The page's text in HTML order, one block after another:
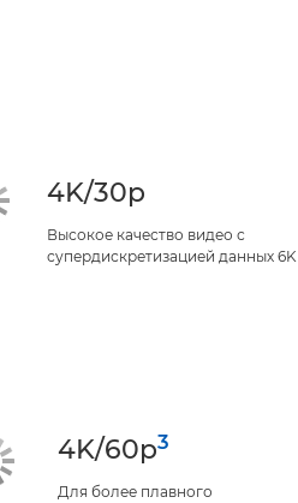
4K/30p
Высокое качество видео с
супердискретизацией данных 6K
4K/60p3
Для более плавного